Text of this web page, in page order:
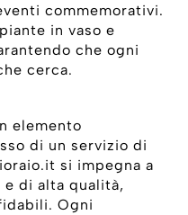
commemorativi.
in vaso e
che ogni
cerca.
elemento
di un servizio di
si impegna a
di alta qualità,
Ogni